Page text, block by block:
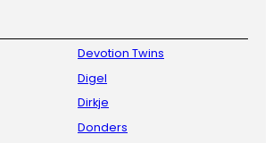
Devotion Twins
Digel
Dirkje
Donders